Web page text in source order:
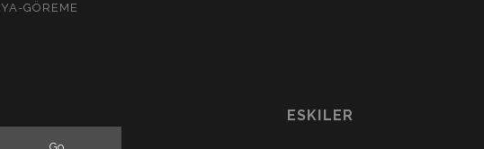
GÖREME
ESKILER